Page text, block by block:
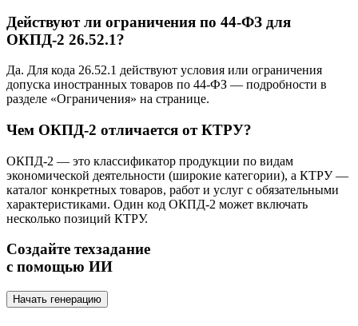
Действуют ли ограничения по 44-ФЗ для
ОКПД-2 26.52.1?
Да. Для кода 26.52.1 действуют условия или ограничения
допуска иностранных товаров по 44-ФЗ — подробности в
разделе «Ограничения» на странице.
Чем ОКПД-2 отличается от КТРУ?
ОКПД-2 — это классификатор продукции по видам
экономической деятельности (широкие категории), а КТРУ —
каталог конкретных товаров, работ и услуг с обязательными
характеристиками. Один код ОКПД-2 может включать
несколько позиций КТРУ.
Создайте техзадание
с помощью ИИ
Начать генерацию